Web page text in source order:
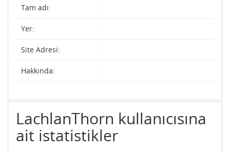
Tam adı:
Yer:
Site Adresi:
Hakkında:
LachlanThorn kullanıcısına
ait istatistikler